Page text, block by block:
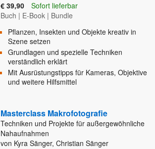
€ 39,90
Sofort lieferbar
Buch | E-Book | Bundle
Pflanzen, Insekten und Objekte kreativ in
Szene setzen
Grundlagen und spezielle Techniken
verständlich erklärt
Mit Ausrüstungstipps für Kameras, Objektive
und weitere Hilfsmittel
Masterclass Makrofotografie
Techniken und Projekte für außergewöhnliche
Nahaufnahmen
von Kyra Sänger, Christian Sänger